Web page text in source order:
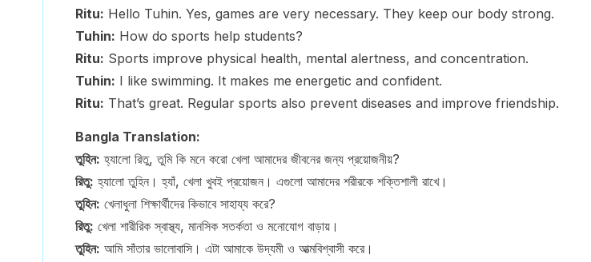
Ritu: Hello Tuhin. Yes, games are very necessary. They keep our body strong.
Tuhin: How do sports help students?
Ritu: Sports improve physical health, mental alertness, and concentration.
Tuhin: I like swimming. It makes me energetic and confident.
Ritu: That’s great. Regular sports also prevent diseases and improve friendship.
Bangla Translation:
তুহিন: হ্যালো রিতু, তুমি কি মনে করো খেলা আমাদের জীবনের জন্য প্রয়োজনীয়?
রিতু: হ্যালো তুহিন। হ্যাঁ, খেলা খুবই প্রয়োজন। এগুলো আমাদের শরীরকে শক্তিশালী রাখে।
তুহিন: খেলাধুলা শিক্ষার্থীদের কিভাবে সাহায্য করে?
রিতু: খেলা শারীরিক স্বাস্থ্য, মানসিক সতর্কতা ও মনোযোগ বাড়ায়।
তুহিন: আমি সাঁতার ভালোবাসি। এটা আমাকে উদ্যমী ও আত্মবিশ্বাসী করে।